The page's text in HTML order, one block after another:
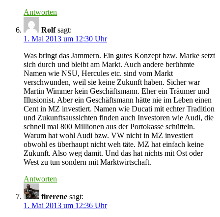
Antworten
Rolf sagt:
1. Mai 2013 um 12:30 Uhr
Was bringt das Jammern. Ein gutes Konzept bzw. Marke setzt
sich durch und bleibt am Markt. Auch andere berühmte
Namen wie NSU, Hercules etc. sind vom Markt
verschwunden, weil sie keine Zukunft haben. Sicher war
Martin Wimmer kein Geschäftsmann. Eher ein Träumer und
Illusionist. Aber ein Geschäftsmann hätte nie im Leben einen
Cent in MZ investiert. Namen wie Ducati mit echter Tradition
und Zukunftsaussichten finden auch Investoren wie Audi, die
schnell mal 800 Millionen aus der Portokasse schütteln.
Warum hat wohl Audi bzw. VW nicht in MZ investiert
obwohl es überhaupt nicht weh täte. MZ hat einfach keine
Zukunft. Also weg damit. Und das hat nichts mit Ost oder
West zu tun sondern mit Marktwirtschaft.
Antworten
firerene sagt:
1. Mai 2013 um 12:36 Uhr